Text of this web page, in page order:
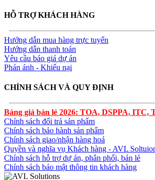
HỖ TRỢ KHÁCH HÀNG
Hướng dẫn mua hàng trực tuyến
Hướng dẫn thanh toán
Yêu cầu báo giá dự án
Phán ánh - Khiếu nại
CHÍNH SÁCH VÀ QUY ĐỊNH
Bảng giá bán lẻ 2026: TOA, DSPPA, ITC,
Chính sách đổi trả sản phẩm
Chính sách bảo hành sản phẩm
Chính sách giao/nhận hàng hoá
Quyền và nghĩa vụ Khách hàng - AVL
Chính sách hỗ trợ dự án, phân phối, bán lẻ
Chính sách bảo mật thông tin khách hàng